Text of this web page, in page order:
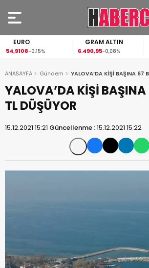
EURO
54,9108-0,15%
GRAM ALTIN
6.490,95-0,08%
ANASAYFA Gündem YALOVA’DA KİŞİ BAŞINA 67
YALOVA’DA KİŞİ
TL DÜŞÜYOR
15.12.2021 15:21 Güncellenme :15.12.2021 15:22